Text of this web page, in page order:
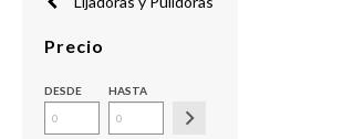
Precio
DESDE HASTA